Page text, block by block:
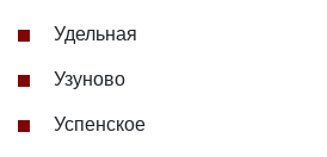
Удельная
Узуново
Успенское